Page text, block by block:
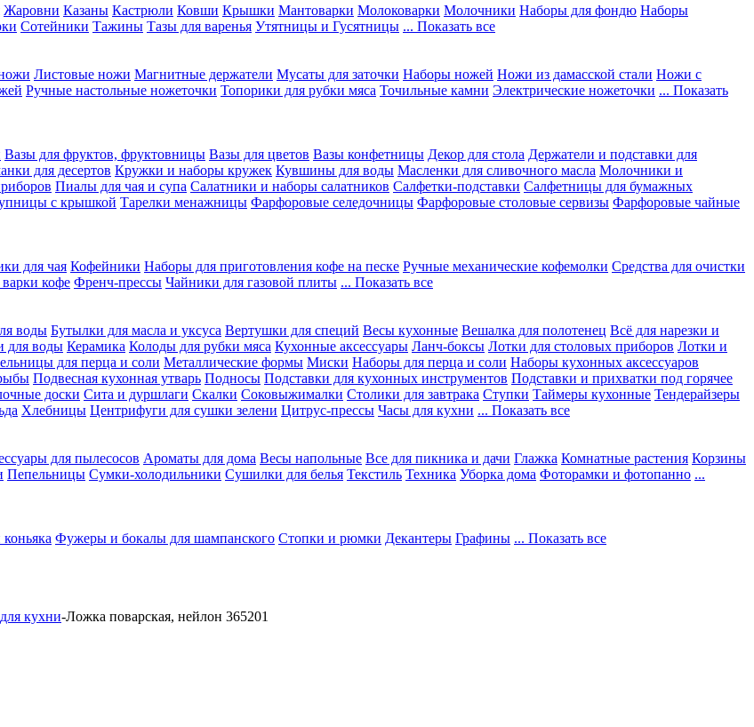
Жаровни Казаны Кастрюли Ковши Крышки Мантоварки Молоковарки Молочники Наборы для фондю Наборы
Сотейники Тажины Тазы для варенья Утятницы и Гусятницы ... Показать все
Листовые ножи Магнитные держатели Мусаты для заточки Наборы ножей Ножи из дамасской стали Ножи с
Ручные настольные ножеточки Топорики для рубки мяса Точильные камни Электрические ножеточки ... Показать
Вазы для фруктов, фруктовницы Вазы для цветов Вазы конфетницы Декор для стола Держатели и подставки для
для десертов Кружки и наборы кружек Кувшины для воды Масленки для сливочного масла Молочники и
Пиалы для чая и супа Салатники и наборы салатников Салфетки-подставки Салфетницы для бумажных
с крышкой Тарелки менажницы Фарфоровые селедочницы Фарфоровые столовые сервизы Фарфоровые чайные
для чая Кофейники Наборы для приготовления кофе на песке Ручные механические кофемолки Средства для очистки
кофе Френч-прессы Чайники для газовой плиты ... Показать все
воды Бутылки для масла и уксуса Вертушки для специй Весы кухонные Вешалка для полотенец Всё для нарезки и
для воды Керамика Колоды для рубки мяса Кухонные аксессуары Ланч-боксы Лотки для столовых приборов Лотки и
для перца и соли Металлические формы Миски Наборы для перца и соли Наборы кухонных аксессуаров
Подвесная кухонная утварь Подносы Подставки для кухонных инструментов Подставки и прихватки под горячее
доски Сита и дуршлаги Скалки Соковыжималки Столики для завтрака Ступки Таймеры кухонные Тендерайзеры
Хлебницы Центрифуги для сушки зелени Цитрус-прессы Часы для кухни ... Показать все
для пылесосов Ароматы для дома Весы напольные Все для пикника и дачи Глажка Комнатные растения Корзины
Пепельницы Сумки-холодильники Сушилки для белья Текстиль Техника Уборка дома Фоторамки и фотопанно ...
Фужеры и бокалы для шампанского Стопки и рюмки Декантеры Графины ... Показать все
кухни-Ложка поварская, нейлон 365201